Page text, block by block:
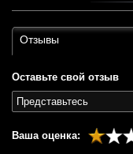
Отзывы
Оставьте свой отзыв
Ваша оценка: